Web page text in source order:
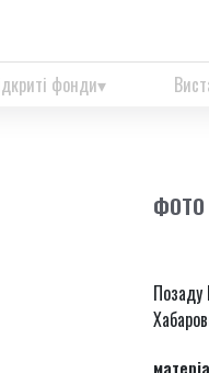
фонди
ФОТО
Позаду